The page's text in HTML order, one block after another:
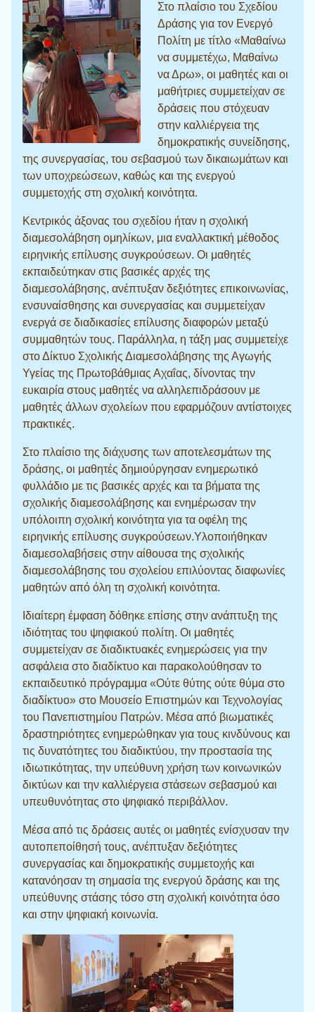
Στο πλαίσιο του Σχεδίου
Δράσης για τον Ενεργό
Πολίτη με τίτλο «Μαθαίνω
να συμμετέχω, Μαθαίνω
να Δρω», οι μαθητές και οι
μαθήτριες συμμετείχαν σε
δράσεις που στόχευαν
στην καλλιέργεια της
δημοκρατικής συνείδησης,
της συνεργασίας, του σεβασμού των δικαιωμάτων και
των υποχρεώσεων, καθώς και της ενεργού
συμμετοχής στη σχολική κοινότητα.
Κεντρικός άξονας του σχεδίου ήταν η σχολική
διαμεσολάβηση ομηλίκων, μια εναλλακτική μέθοδος
ειρηνικής επίλυσης συγκρούσεων. Οι μαθητές
εκπαιδεύτηκαν στις βασικές αρχές της
διαμεσολάβησης, ανέπτυξαν δεξιότητες επικοινωνίας,
ενσυναίσθησης και συνεργασίας και συμμετείχαν
ενεργά σε διαδικασίες επίλυσης διαφορών μεταξύ
συμμαθητών τους. Παράλληλα, η τάξη μας συμμετείχε
στο Δίκτυο Σχολικής Διαμεσολάβησης της Αγωγής
Υγείας της Πρωτοβάθμιας Αχαΐας, δίνοντας την
ευκαιρία στους μαθητές να αλληλεπιδράσουν με
μαθητές άλλων σχολείων που εφαρμόζουν αντίστοιχες
πρακτικές.
Στο πλαίσιο της διάχυσης των αποτελεσμάτων της
δράσης, οι μαθητές δημιούργησαν ενημερωτικό
φυλλάδιο με τις βασικές αρχές και τα βήματα της
σχολικής διαμεσολάβησης και ενημέρωσαν την
υπόλοιπη σχολική κοινότητα για τα οφέλη της
ειρηνικής επίλυσης συγκρούσεων.Υλοποιήθηκαν
διαμεσολαβήσεις στην αίθουσα της σχολικής
διαμεσολάβησης του σχολείου επιλύοντας διαφωνίες
μαθητών από όλη τη σχολική κοινότητα.
Ιδιαίτερη έμφαση δόθηκε επίσης στην ανάπτυξη της
ιδιότητας του ψηφιακού πολίτη. Οι μαθητές
συμμετείχαν σε διαδικτυακές ενημερώσεις για την
ασφάλεια στο διαδίκτυο και παρακολούθησαν το
εκπαιδευτικό πρόγραμμα «Ούτε θύτης ούτε θύμα στο
διαδίκτυο» στο Μουσείο Επιστημών και Τεχνολογίας
του Πανεπιστημίου Πατρών. Μέσα από βιωματικές
δραστηριότητες ενημερώθηκαν για τους κινδύνους και
τις δυνατότητες του διαδικτύου, την προστασία της
ιδιωτικότητας, την υπεύθυνη χρήση των κοινωνικών
δικτύων και την καλλιέργεια στάσεων σεβασμού και
υπευθυνότητας στο ψηφιακό περιβάλλον.
Μέσα από τις δράσεις αυτές οι μαθητές ενίσχυσαν την
αυτοπεποίθησή τους, ανέπτυξαν δεξιότητες
συνεργασίας και δημοκρατικής συμμετοχής και
κατανόησαν τη σημασία της ενεργού δράσης και της
υπεύθυνης στάσης τόσο στη σχολική κοινότητα όσο
και στην ψηφιακή κοινωνία.